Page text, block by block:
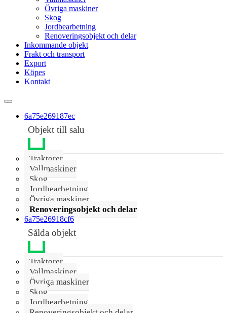
Övriga maskiner
Skog
Jordbearbetning
Renoveringsobjekt och delar
Inkommande objekt
Frakt och transport
Export
Köpes
Kontakt
6a75e269187ec
Objekt till salu
Traktorer
Vallmaskiner
Skog
Jordbearbetning
Övriga maskiner
Renoveringsobjekt och delar
6a75e26918cf6
Sålda objekt
Traktorer
Vallmaskiner
Övriga maskiner
Skog
Jordbearbetning